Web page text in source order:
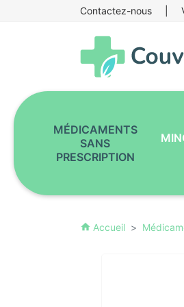
Contactez-nous
MÉDICAMENTS
SANS
PRESCRIPTION
home Accueil